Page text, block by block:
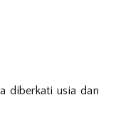
diberkati usia dan